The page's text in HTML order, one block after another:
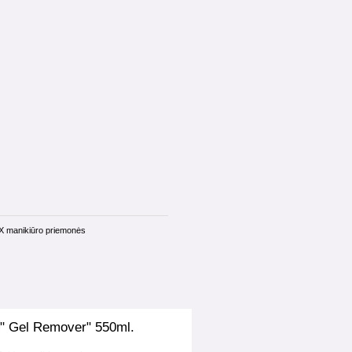
manikiūro priemonės